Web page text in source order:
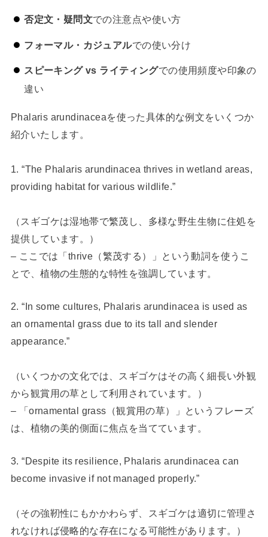
否定文・疑問文での注意点や使い方
フォーマル・カジュアルでの使い分け
スピーキング vs ライティングでの使用頻度や印象の
違い
Phalaris arundinaceaを使った具体的な例文をいくつか
紹介いたします。
1. “The Phalaris arundinacea thrives in wetland areas,
providing habitat for various wildlife.”
（スギゴケは湿地帯で繁茂し、多様な野生生物に住処を
提供しています。）
– ここでは「thrive（繁茂する）」という動詞を使うこ
とで、植物の生態的な特性を強調しています。
2. “In some cultures, Phalaris arundinacea is used as
an ornamental grass due to its tall and slender
appearance.”
（いくつかの文化では、スギゴケはその高く細長い外観
から観賞用の草として利用されています。）
– 「ornamental grass（観賞用の草）」というフレーズ
は、植物の美的側面に焦点を当てています。
3. “Despite its resilience, Phalaris arundinacea can
become invasive if not managed properly.”
（その強靭性にもかかわらず、スギゴケは適切に管理さ
れなければ侵略的な存在になる可能性があります。）